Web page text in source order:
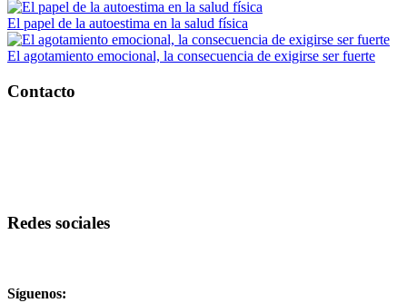
El papel de la autoestima en la salud física
El agotamiento emocional, la consecuencia de exigirse ser fuerte
Contacto
Redes sociales
Síguenos: